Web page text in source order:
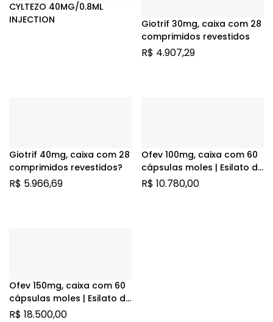
CYLTEZO 40MG/0.8ML
INJECTION
Giotrif 30mg, caixa com 28
comprimidos revestidos
R$ 4.907,29
Giotrif 40mg, caixa com 28
comprimidos revestidos?
R$ 5.966,69
Ofev 100mg, caixa com 60
cápsulas moles | Esilato de
Nintedanibe
R$ 10.780,00
Ofev 150mg, caixa com 60
cápsulas moles | Esilato de
Nintedanibe
R$ 18.500,00